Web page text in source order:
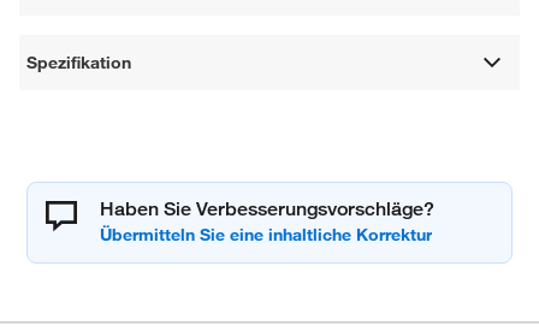
Spezifikation
Haben Sie Verbesserungsvorschläge?